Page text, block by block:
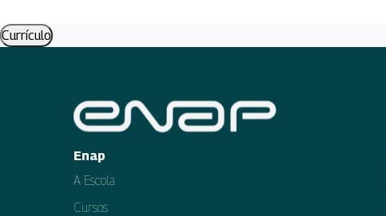
Currículo
Enap
A Escola
Cursos